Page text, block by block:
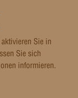
Sie in
Sie sich
informieren.